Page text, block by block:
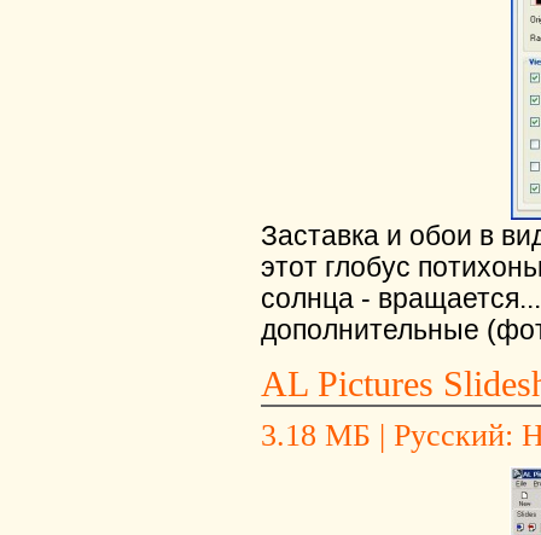
Заставка и обои в
этот глобус
солнца -
дополнительные
AL Pictures
3.18 МБ | Русский: